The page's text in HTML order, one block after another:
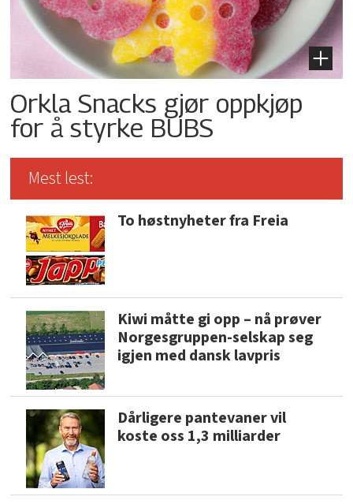
Orkla Snacks gjør oppkjøp
for å styrke BUBS
Mest lest:
To høstnyheter fra Freia
Kiwi måtte gi opp – nå prøver
Norgesgruppen-selskap seg
igjen med dansk lavpris
Dårligere pantevaner vil
koste oss 1,3 milliarder